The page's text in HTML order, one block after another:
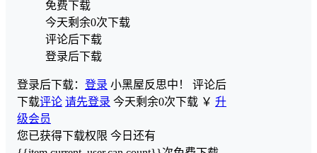
免费下载
今天剩余0次下载
评论后下载
登录后下载
登录后下载： 登录 小黑屋反思中！ 评论后
下载评论 请先登录 今天剩余0次下载 ￥ 升
级会员
您已获得下载权限 今日还有